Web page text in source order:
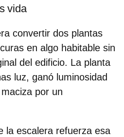
vida
convertir dos plantas
en algo habitable sin
del edificio. La planta
luz, ganó luminosidad
por un
la escalera refuerza esa